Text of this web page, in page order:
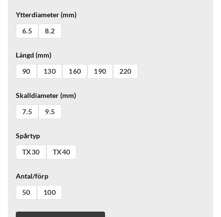
Ytterdiameter (mm)
6.5
8.2
Längd (mm)
90
130 160 190 220
Skalldiameter (mm)
7.5
9.5
Spårtyp
TX30
TX40
Antal/förp
50
100